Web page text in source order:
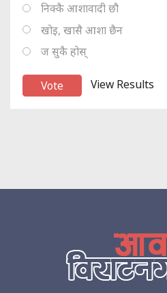
निक्कै आशावादी छौ
खोइ, खासै आशा छैन
ज सुकै होस्
View Results